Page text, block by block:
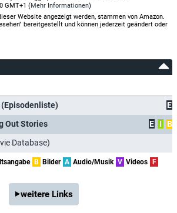
GMT+1 (Mehr Informationen)
Website angezeigt werden, stammen von Amazon.
bereitgestellt und können jederzeit geändert oder
E
Out Stories
E I
B
Database)
B Bilder A Audio/Musik V Videos F
weitere Links